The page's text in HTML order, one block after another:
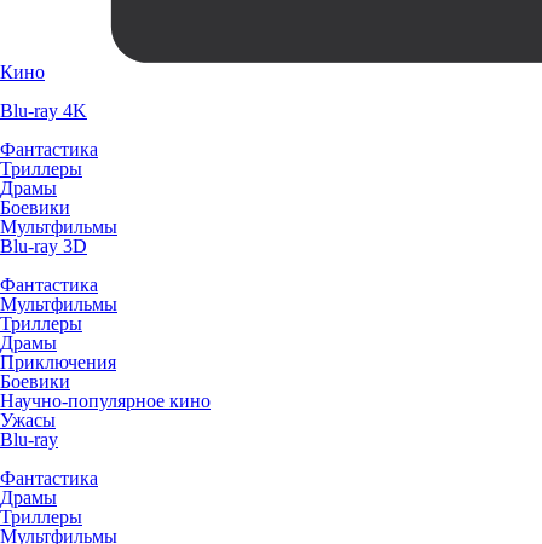
Кино
Blu-ray 4K
Фантастика
Триллеры
Драмы
Боевики
Мультфильмы
Blu-ray 3D
Фантастика
Мультфильмы
Триллеры
Драмы
Приключения
Боевики
Научно-популярное кино
Ужасы
Blu-ray
Фантастика
Драмы
Триллеры
Мультфильмы